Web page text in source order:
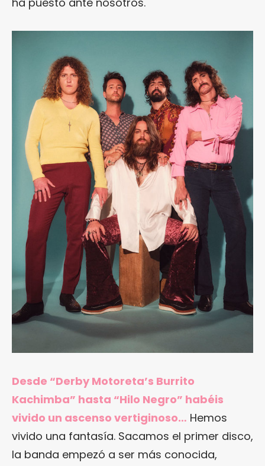
Desde “Derby Motoreta’s Burrito
Kachimba” hasta “Hilo Negro” habéis
vivido un ascenso vertiginoso… Hemos
vivido una fantasía. Sacamos el primer disco,
la banda empezó a ser más conocida,